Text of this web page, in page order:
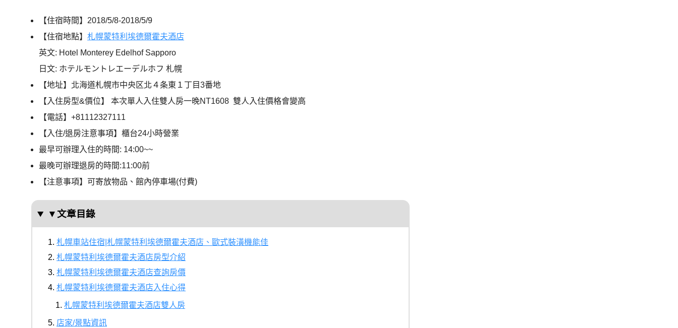
【住宿時間】2018/5/8-2018/5/9
【住宿地點】 札幌蒙特利埃德爾霍夫酒店
英文: Hotel Monterey Edelhof Sapporo
日文: ホテルモントレエーデルホフ 札幌
【地址】北海道札幌市中央区北４条東１丁目3番地
【入住房型&價位】 本次單人入住雙人房一晚NT1608 雙人入住價格會變高
【電話】+81112327111
【入住/退房注意事項】櫃台24小時營業
最早可辦理入住的時間: 14:00~~
最晚可辦理退房的時間:11:00前
【注意事項】可寄放物品、館內停車場(付費)
▼文章目錄
札幌車站住宿|札幌蒙特利埃德爾霍夫酒店、歐式裝潢機能佳
札幌蒙特利埃德爾霍夫酒店房型介紹
札幌蒙特利埃德爾霍夫酒店查詢房價
札幌蒙特利埃德爾霍夫酒店入住心得
札幌蒙特利埃德爾霍夫酒店雙人房
店家/景點資訊